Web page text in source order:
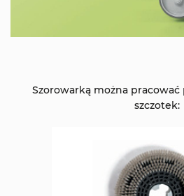
Szorowarką można pracować
szczotek: